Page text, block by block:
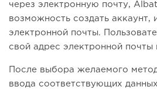
через электронную почту,
возможность создать аккаунт,
электронной почты.
свой адрес электронной почты
После выбора желаемого
ввода соответствующих